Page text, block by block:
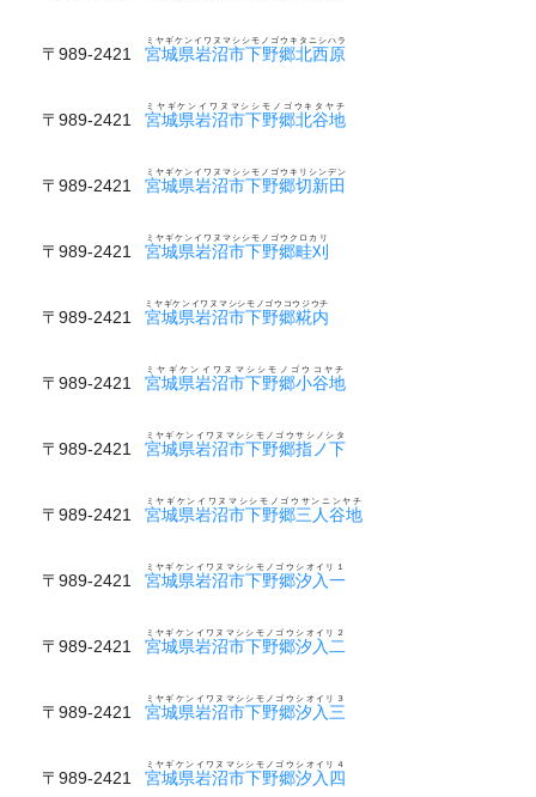
〒989-2421 宮城県岩沼市下野郷北西原
ミヤギケンイワヌマシシモノゴウキタニシハラ
〒989-2421 宮城県岩沼市下野郷北谷地
ミヤギケンイワヌマシシモノゴウキタヤチ
〒989-2421 宮城県岩沼市下野郷切新田
ミヤギケンイワヌマシシモノゴウキリシンデン
〒989-2421 宮城県岩沼市下野郷畦刈
ミヤギケンイワヌマシシモノゴウクロカリ
〒989-2421 宮城県岩沼市下野郷糀内
ミヤギケンイワヌマシシモノゴウコウジウチ
〒989-2421 宮城県岩沼市下野郷小谷地
ミヤギケンイワヌマシシモノゴウコヤチ
〒989-2421 宮城県岩沼市下野郷指ノ下
ミヤギケンイワヌマシシモノゴウサシノシタ
〒989-2421 宮城県岩沼市下野郷三人谷地
ミヤギケンイワヌマシシモノゴウサンニンヤチ
〒989-2421 宮城県岩沼市下野郷汐入一
ミヤギケンイワヌマシシモノゴウシオイリ１
〒989-2421 宮城県岩沼市下野郷汐入二
ミヤギケンイワヌマシシモノゴウシオイリ２
〒989-2421 宮城県岩沼市下野郷汐入三
ミヤギケンイワヌマシシモノゴウシオイリ３
〒989-2421 宮城県岩沼市下野郷汐入四
ミヤギケンイワヌマシシモノゴウシオイリ４